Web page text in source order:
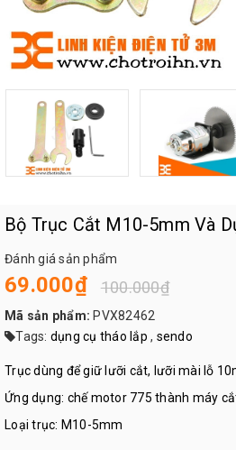
Bộ Trục Cắt M10-5mm Và
Đánh giá sản phẩm
69.000₫ 100.000₫
Mã sản phẩm: PVX82462
Tags: dụng cụ tháo lắp , sendo
Trục dùng để giữ lưỡi cắt, lưỡi mài lỗ
Ứng dụng: chế motor 775 thành máy
Loại trục: M10-5mm